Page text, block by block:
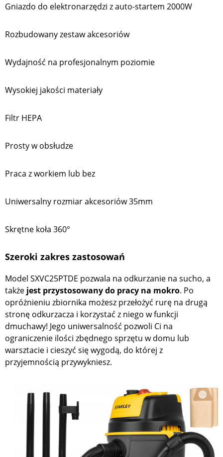
Gniazdo do elektronarzędzi z auto-startem 2000W
Rozbudowany zestaw akcesoriów
Wydajność na profesjonalnym poziomie
Wysokiej jakości materiały
Filtr HEPA
Prosty w obsłudze
Praca z workiem lub bez
Uniwersalny rozmiar akcesoriów 35mm
Skrętne koła 360°
Szeroki zakres zastosowań
Model SXVC25PTDE pozwala na odkurzanie na sucho, a
także jest przystosowany do pracy na mokro. Po
opróżnieniu zbiornika możesz przełożyć rurę na drugą
stronę odkurzacza i korzystać z niego w funkcji
dmuchawy! Jego uniwersalność pozwoli Ci na
ograniczenie ilości zbędnego sprzętu w domu lub
warsztacie i cieszyć się wygodą, do której z
przyjemnością przywykniesz.